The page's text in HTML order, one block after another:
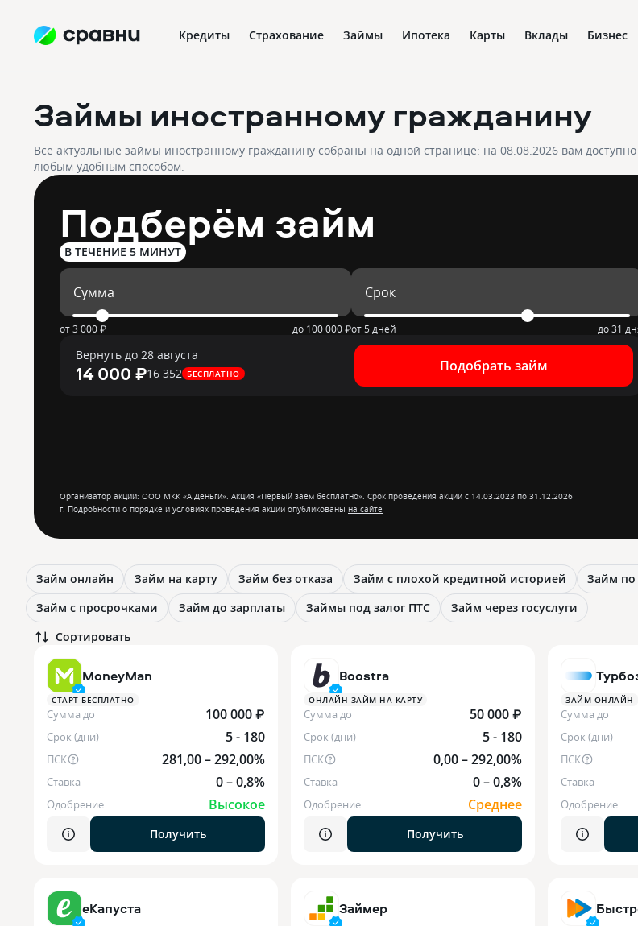
Кредиты Страхование Займы Ипотека Карты Вклады Бизнес
Займы иностранному гражданину
Все актуальные займы иностранному гражданину собраны на одной странице: на 08.08.2026 вам
любым удобным способом.
Подберём займ
В ТЕЧЕНИЕ 5 МИНУТ
Сумма
от3 000 ₽ до 100 000 ₽
Срок
от 5 дней до 31
Вернуть до 28 августа
14 000 ₽16 352 БЕСПЛАТНО Подобрать займ
Организатор акции: ООО МКК «А Деньги». Акция «Первый заём бесплатно». Срок проведения акции с 14.03.2023 по 31.12.2026
г. Подробности о порядке и условиях проведения акции опубликованы на сайте
Займ онлайн Займ на карту Займ без отказа Займ с плохой кредитной историей Займ по
Займ с просрочками
Займ до зарплаты Займы под залог ПТС
Займ через госуслуги
Сортировать
MoneyMan
СТАРТ БЕСПЛАТНО
Сумма до 100 000 ₽
Срок (дни) 5 - 180
ПСК 281,00 – 292,00%
Ставка 0 – 0,8%
Одобрение Высокое
Получить
Boostra
ОНЛАЙН ЗАЙМ НА КАРТУ
Сумма до 50 000 ₽
Срок (дни) 5 - 180
ПСК 0,00 – 292,00%
Ставка 0 – 0,8%
Одобрение Среднее
Получить
ЗАЙМ ОНЛАЙН
Сумма до
Срок (дни)
ПСК
Ставка
Одобрение
еКапуста Займер